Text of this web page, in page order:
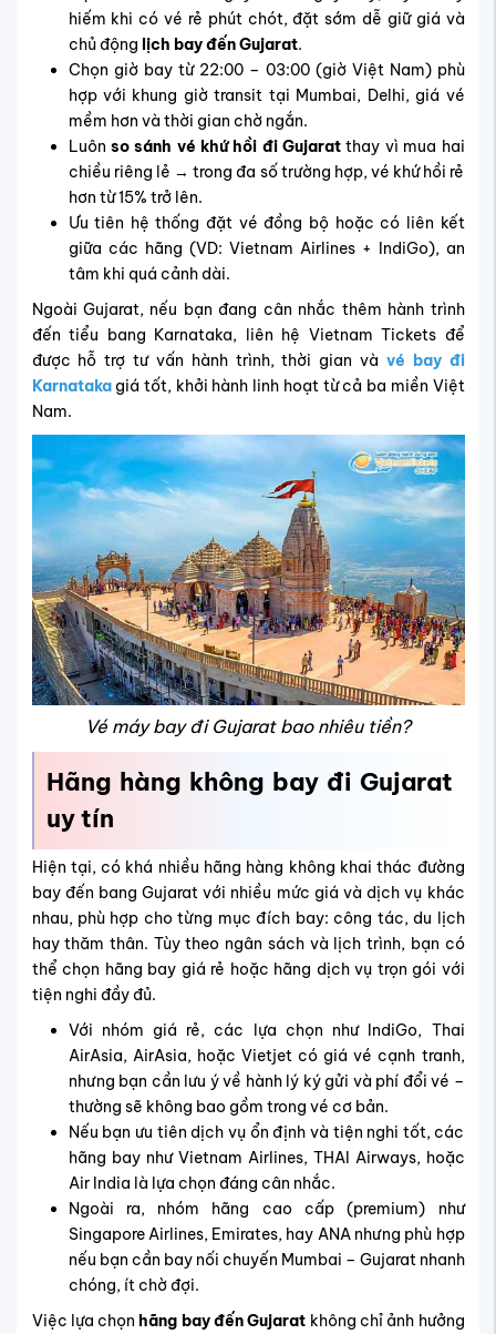
hiếm khi có vé rẻ phút chót, đặt sớm dễ giữ giá và
chủ động lịch bay đến Gujarat.
Chọn giờ bay từ 22:00 – 03:00 (giờ Việt Nam) phù
hợp với khung giờ transit tại Mumbai, Delhi, giá vé
mềm hơn và thời gian chờ ngắn.
Luôn so sánh vé khứ hồi đi Gujarat thay vì mua hai
chiều riêng lẻ → trong đa số trường hợp, vé khứ hồi rẻ
hơn từ 15% trở lên.
Ưu tiên hệ thống đặt vé đồng bộ hoặc có liên kết
giữa các hãng (VD: Vietnam Airlines + IndiGo), an
tâm khi quá cảnh dài.
Ngoài Gujarat, nếu bạn đang cân nhắc thêm hành trình
đến tiểu bang Karnataka, liên hệ Vietnam Tickets để
được hỗ trợ tư vấn hành trình, thời gian và vé bay đi
Karnatakagiá tốt, khởi hành linh hoạt từ cả ba miền Việt
Nam.
Vé máy bay đi Gujarat bao nhiêu tiền?
Hãng hàng không bay đi Gujarat
uy tín
Hiện tại, có khá nhiều hãng hàng không khai thác đường
bay đến bang Gujarat với nhiều mức giá và dịch vụ khác
nhau, phù hợp cho từng mục đích bay: công tác, du lịch
hay thăm thân. Tùy theo ngân sách và lịch trình, bạn có
thể chọn hãng bay giá rẻ hoặc hãng dịch vụ trọn gói với
tiện nghi đầy đủ.
Với nhóm giá rẻ, các lựa chọn như IndiGo, Thai
AirAsia, AirAsia, hoặc Vietjet có giá vé cạnh tranh,
nhưng bạn cần lưu ý về hành lý ký gửi và phí đổi vé –
thường sẽ không bao gồm trong vé cơ bản.
Nếu bạn ưu tiên dịch vụ ổn định và tiện nghi tốt, các
hãng bay như Vietnam Airlines, THAI Airways, hoặc
Air India là lựa chọn đáng cân nhắc.
Ngoài ra, nhóm hãng cao cấp (premium) như
Singapore Airlines, Emirates, hay ANA nhưng phù hợp
nếu bạn cần bay nối chuyến Mumbai – Gujarat nhanh
chóng, ít chờ đợi.
Việc lựa chọn hãng bay đến Gujarat không chỉ ảnh hưởng